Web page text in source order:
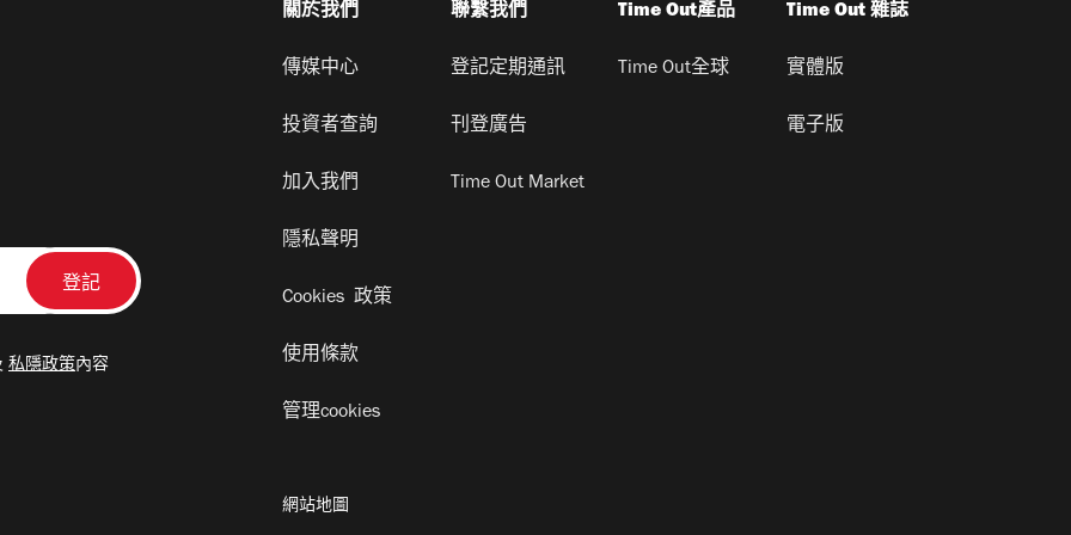
私隱政策內容
關於我們
傳媒中心
投資者查詢
加入我們
隱私聲明
Cookies 政策
使用條款
管理cookies
聯繫我們
登記定期通訊
刊登廣告
Time Out Market
Time Out產品
Time Out全球
Time Out 雜誌
實體版
電子版
網站地圖